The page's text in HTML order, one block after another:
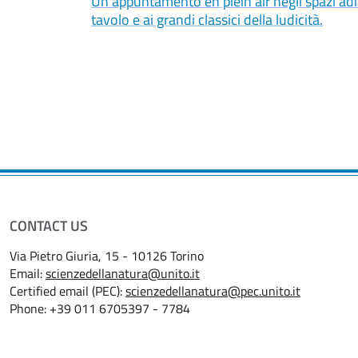
tavolo e ai grandi classici della ludicità.
CONTACT US
Via Pietro Giuria, 15 - 10126 Torino
Email:scienzedellanatura@unito.it
Certified email (PEC):scienzedellanatura@pec.unito.it
Phone: +39 011 6705397 - 7784